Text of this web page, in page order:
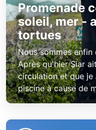
Promenade
soleil, mer -
tortues
Nous sommes
Après qu'hier Siar
circulation et que je
piscine à cause de